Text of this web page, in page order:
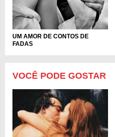
UM AMOR DE CONTOS DE
FADAS
VOCÊ PODE GOSTAR